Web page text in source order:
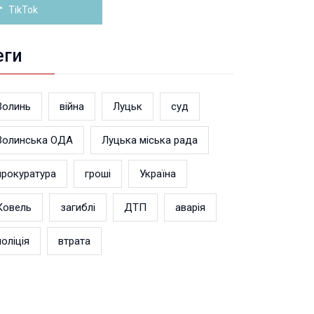
TikTok
війна Луцьк суд
ОДА Луцька міська рада
гроші Україна
загиблі ДТП аварія
втрата